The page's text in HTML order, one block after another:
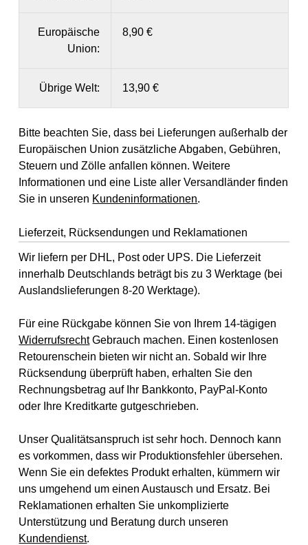
Europäische
Union:
8,90 €
Übrige Welt: 13,90 €
Bitte beachten Sie, dass bei Lieferungen außerhalb der
Europäischen Union zusätzliche Abgaben, Gebühren,
Steuern und Zölle anfallen können. Weitere
Informationen und eine Liste aller Versandländer finden
Sie in unseren Kundeninformationen.
Lieferzeit, Rücksendungen und Reklamationen
Wir liefern per DHL, Post oder UPS. Die Lieferzeit
innerhalb Deutschlands beträgt bis zu 3 Werktage (bei
Auslandslieferungen 8-20 Werktage).
Für eine Rückgabe können Sie von Ihrem 14-tägigen
WiderrufsrechtGebrauch machen. Einen kostenlosen
Retourenschein bieten wir nicht an. Sobald wir Ihre
Rücksendung überprüft haben, erhalten Sie den
Rechnungsbetrag auf Ihr Bankkonto, PayPal-Konto
oder Ihre Kreditkarte gutgeschrieben.
Unser Qualitätsanspruch ist sehr hoch. Dennoch kann
es vorkommen, dass wir Produktionsfehler übersehen.
Wenn Sie ein defektes Produkt erhalten, kümmern wir
uns umgehend um einen Austausch und Ersatz. Bei
Reklamationen erhalten Sie unkomplizierte
Unterstützung und Beratung durch unseren
Kundendienst.